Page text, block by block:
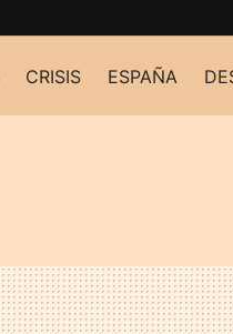
CRISIS ESPAÑA